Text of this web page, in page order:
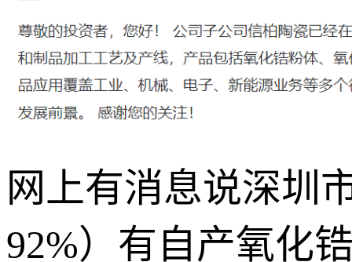
网上有消息说深圳
92%）有自产氧化